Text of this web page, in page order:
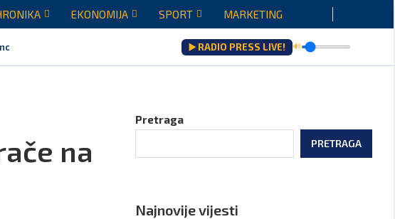
EKONOMIJA SPORT MARKETING
rezultati saradnje govoriće... ▶️ RADIO PRESS LIVE! 🔊
na
Pretraga
PRETRAGA
Najnovije vijesti